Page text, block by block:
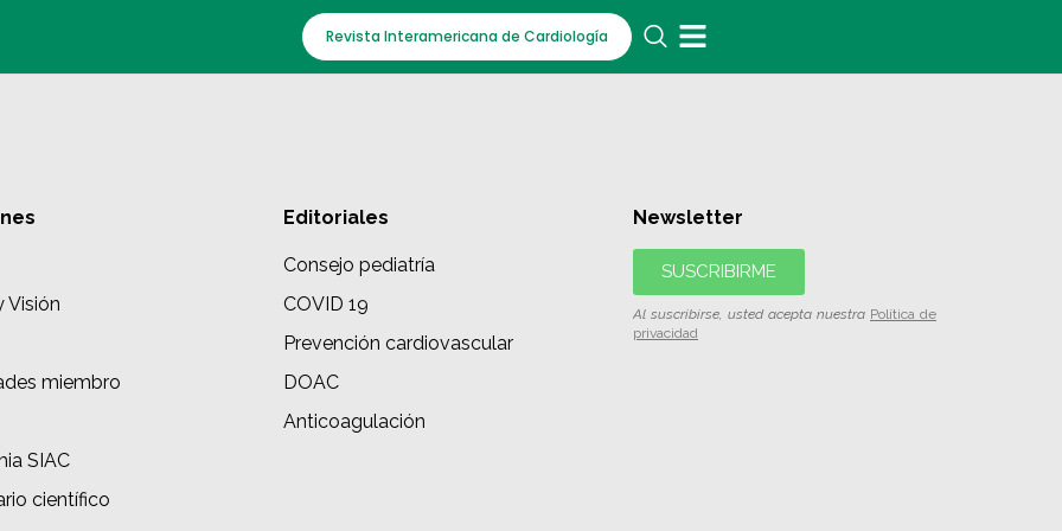
Revista Interamericana de Cardiología
Visión
miembro
SIAC
científico
Editoriales
Consejo pediatría
COVID 19
Prevención cardiovascular
DOAC
Anticoagulación
Newsletter
SUSCRIBIRME
Al suscribirse, usted acepta nuestra Política de
privacidad